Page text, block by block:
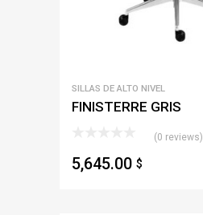
SILLAS DE ALTO NIVEL
FINISTERRE GRIS
(0 reviews)
5,645.00 $